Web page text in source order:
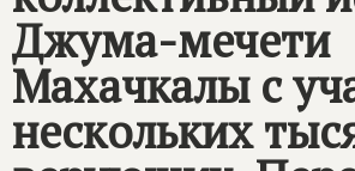
Джума-мечети
Махачкалы с
нескольких